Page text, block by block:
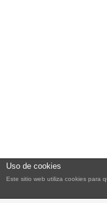
Uso de cookies
Este sitio web utiliza cookies para